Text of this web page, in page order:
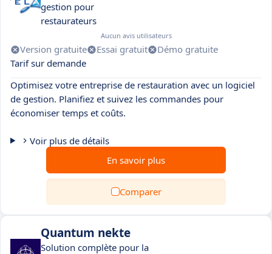
gestion pour
restaurateurs
Aucun avis utilisateurs
Version gratuite Essai gratuit
Démo gratuite
Tarif sur demande
Optimisez votre entreprise de restauration avec un logiciel
de gestion. Planifiez et suivez les commandes pour
économiser temps et coûts.
Voir plus de détails
En savoir plus
Comparer
Quantum nekte
Solution complète pour la